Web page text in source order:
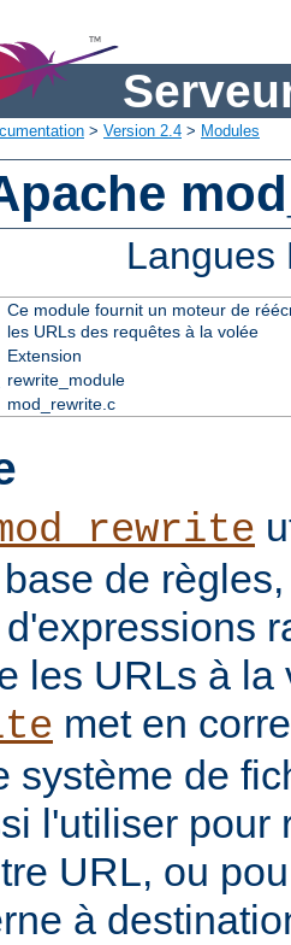
> Version 2.4 > Modules
Ce module fournit un moteur de
les URLs des requêtes à la volée
Extension
rewrite_module
mod_rewrite.c
de
les URLs à la
met en
système de
l'utiliser pour
URL, ou
à